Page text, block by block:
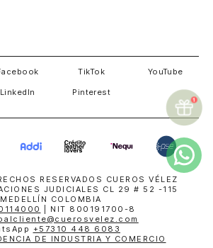
TikTok YouTube
LinkedIn Pinterest
RESERVADOS CUEROS VÉLEZ
JUDICIALES CL 29 # 52 -115
MEDELLÍN COLOMBIA
| NIT 800191700-8
+57310 448 6083
DE INDUSTRIA Y COMERCIO